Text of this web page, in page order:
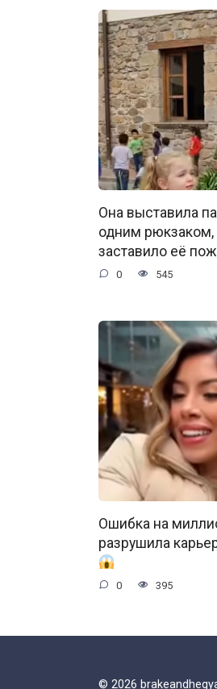
Она выставила
одним
заставило её
0 545
Ошибка на
разрушила
0 395
© 2026